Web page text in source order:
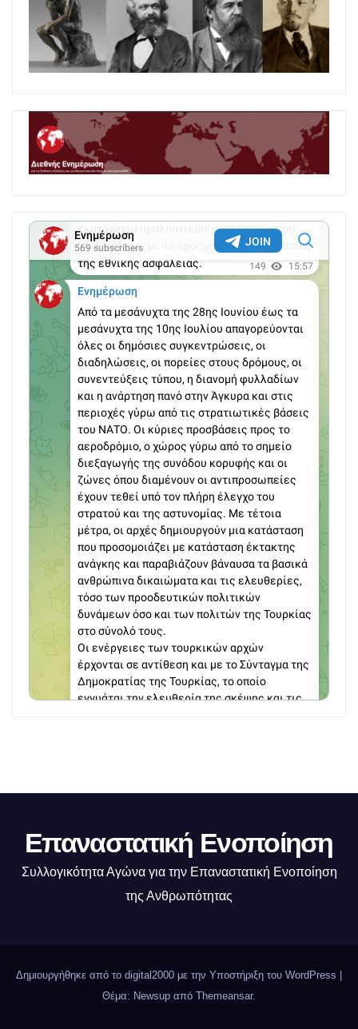
Επαναστατική Ενοποίηση
Συλλογικότητα Αγώνα για την Επαναστατική Ενοποίηση
της Ανθρωπότητας
Δημιουργήθηκε από το digital2000 με την Υποστήριξη του WordPress |
Θέμα: Newsup από Themeansar.